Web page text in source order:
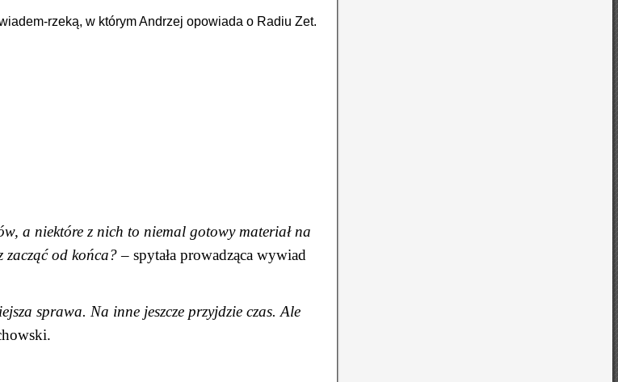
rzeką, w którym Andrzej opowiada o Radiu Zet.
a niektóre z nich to niemal gotowy materiał na
zacząć od końca?– spytała prowadząca wywiad
sprawa. Na inne jeszcze przyjdzie czas. Ale